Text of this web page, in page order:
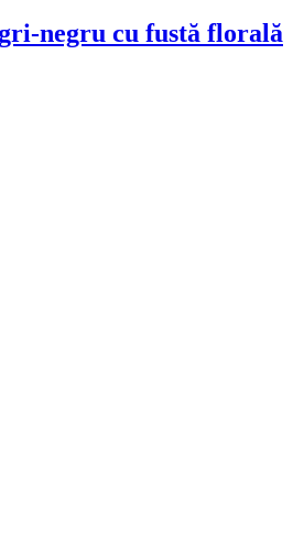
negru cu fustă florală